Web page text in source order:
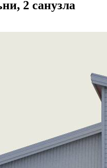
2 санузла